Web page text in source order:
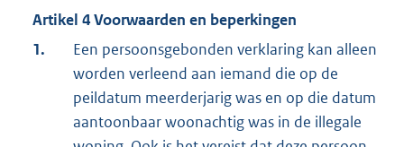
Artikel 4 Voorwaarden en beperkingen
1.
Een persoonsgebonden verklaring kan alleen
worden verleend aan iemand die op de
peildatum meerderjarig was en op die datum
aantoonbaar woonachtig was in de illegale